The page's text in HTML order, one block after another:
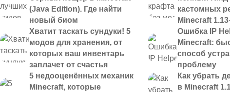
(Java Edition). Где найти
новый биом
Хватит таскать сундуки! 5
модов для хранения, от
которых ваш инвентарь
заплачет от счастья
5 недооценённых механик
Minecraft, которые
кастомных
Minecraft
Ошибка IP
Minecraft:
способ
проблему
Как убрать
в Minecraft